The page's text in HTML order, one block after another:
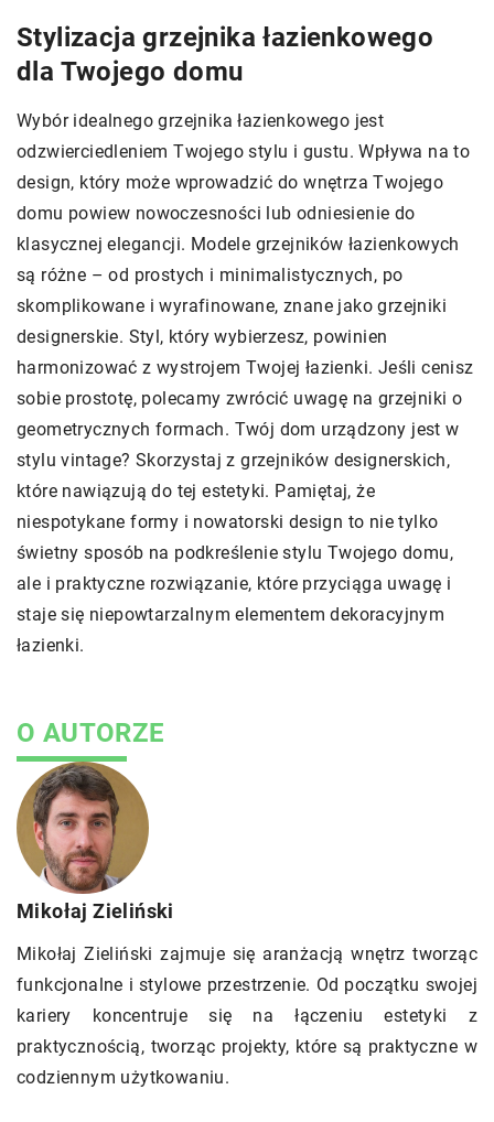
Stylizacja grzejnika łazienkowego
dla Twojego domu
Wybór idealnego grzejnika łazienkowego jest
odzwierciedleniem Twojego stylu i gustu. Wpływa na to
design, który może wprowadzić do wnętrza Twojego
domu powiew nowoczesności lub odniesienie do
klasycznej elegancji. Modele grzejników łazienkowych
są różne – od prostych i minimalistycznych, po
skomplikowane i wyrafinowane, znane jako grzejniki
designerskie. Styl, który wybierzesz, powinien
harmonizować z wystrojem Twojej łazienki. Jeśli cenisz
sobie prostotę, polecamy zwrócić uwagę na grzejniki o
geometrycznych formach. Twój dom urządzony jest w
stylu vintage? Skorzystaj z grzejników designerskich,
które nawiązują do tej estetyki. Pamiętaj, że
niespotykane formy i nowatorski design to nie tylko
świetny sposób na podkreślenie stylu Twojego domu,
ale i praktyczne rozwiązanie, które przyciąga uwagę i
staje się niepowtarzalnym elementem dekoracyjnym
łazienki.
O AUTORZE
Mikołaj Zieliński
Mikołaj Zieliński zajmuje się aranżacją wnętrz tworząc
funkcjonalne i stylowe przestrzenie. Od początku swojej
kariery koncentruje się na łączeniu estetyki z
praktycznością, tworząc projekty, które są praktyczne w
codziennym użytkowaniu.